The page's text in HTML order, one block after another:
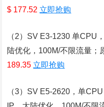
$ 177.52 立即抢购
（2）SV E3-1230 单CPU
陆优化，100M/不限流量；
189.35 立即抢购
（3）SV E5-2620，单